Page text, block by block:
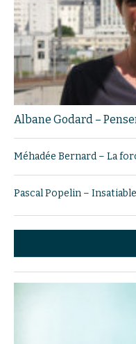
Albane Godard –
Méhadée Bernard – La
Pascal Popelin – Insatiable